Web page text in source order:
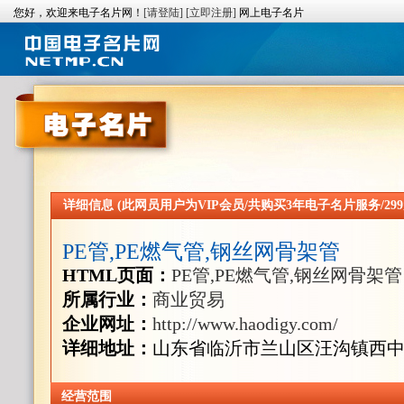
您好，欢迎来电子名片网！ [请登陆] [立即注册] 网上电子名片
详细信息 (此网员用户为VIP会员/共购买3年电子名片服务/
PE管,PE燃气管,钢丝网骨架管
HTML页面： PE管,PE燃气管,钢丝网骨架管
所属行业： 商业贸易
企业网址： http://www.haodigy.com/
详细地址： 山东省临沂市兰山区汪沟镇西
经营范围